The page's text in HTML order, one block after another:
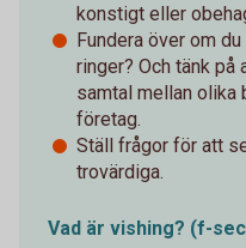
konstigt eller
Fundera över om
ringer? Och tänk på
samtal mellan olika
företag.
Ställ frågor för att
trovärdiga.
Vad är vishing? (f-